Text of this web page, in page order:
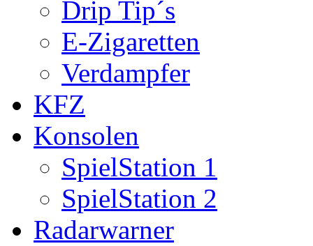
Drip Tip´s
E-Zigaretten
Verdampfer
KFZ
Konsolen
SpielStation 1
SpielStation 2
Radarwarner